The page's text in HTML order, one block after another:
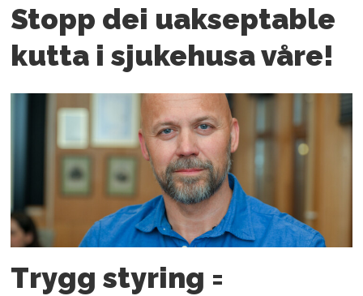
Stopp dei uakseptable
kutta i sjukehusa våre!
Trygg styring =